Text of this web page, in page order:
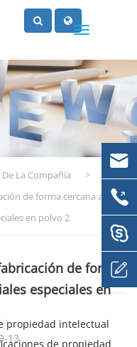
La Compañía
>
de forma cercana a la
en polvo 2
de forma
especiales en
13
propiedad intelectual
de propiedad